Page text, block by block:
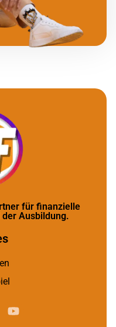
für finanzielle
Ausbildung.